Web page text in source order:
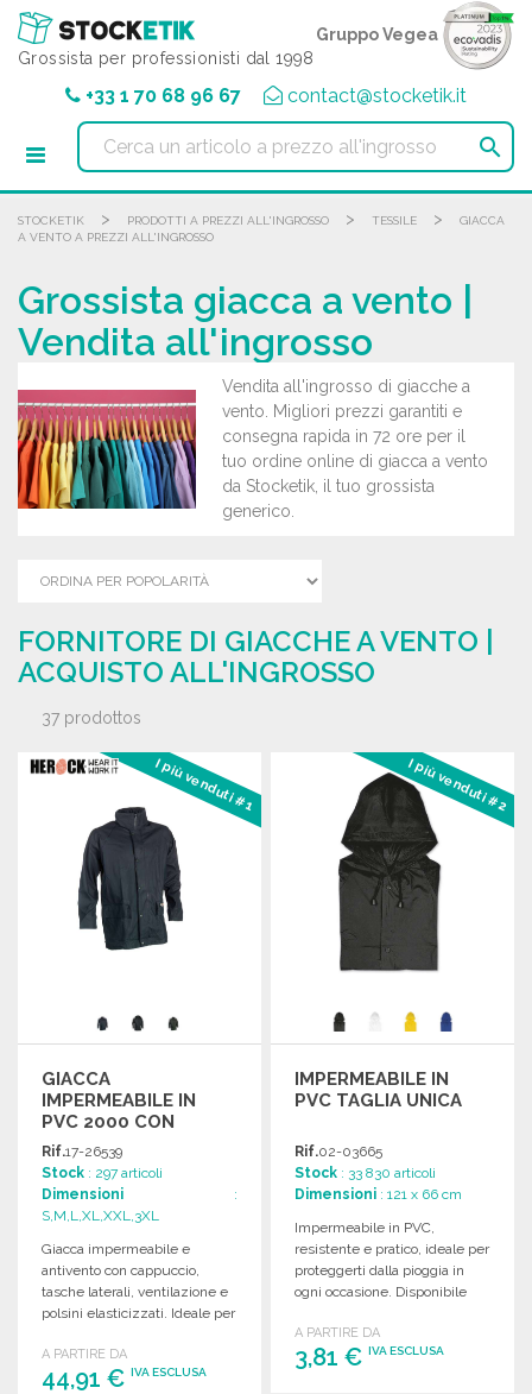
Grossista per professionisti dal 1998
Gruppo Vegea
+33 1 70 68 96 67 contact@stocketik.it

STOCKETIK > PRODOTTI A PREZZI ALL'INGROSSO > TESSILE >
GIACCA
A VENTO A PREZZI ALL'INGROSSO
Grossista giacca a vento |
Vendita all'ingrosso
Vendita all'ingrosso di giacche a
vento. Migliori prezzi garantiti e
consegna rapida in 72 ore per il
tuo ordine online di giacca a vento
da Stocketik, il tuo grossista
generico.
FORNITORE DI GIACCHE A VENTO |
ACQUISTO ALL'INGROSSO
37 prodottos
I più venduti #1
GIACCA
IMPERMEABILE IN
PVC 2000 CON
CAPPUCCIO A PREZZI
ALL'INGROSSO
Rif.17-26539
Stock : 297 articoli
Dimensioni :
S,M,L,XL,XXL,3XL
Giacca impermeabile e
antivento con cappuccio,
tasche laterali, ventilazione e
polsini elasticizzati. Ideale per
A PARTIRE DA
44,91 € IVA ESCLUSA
I più venduti #2
IMPERMEABILE IN
PVC TAGLIA UNICA
Rif.02-03665
Stock : 33 830 articoli
Dimensioni : 121 x 66 cm
Impermeabile in PVC,
resistente e pratico, ideale per
proteggerti dalla pioggia in
ogni occasione. Disponibile
A PARTIRE DA
3,81 €IVA ESCLUSA
Pannello di gestione dei cookies